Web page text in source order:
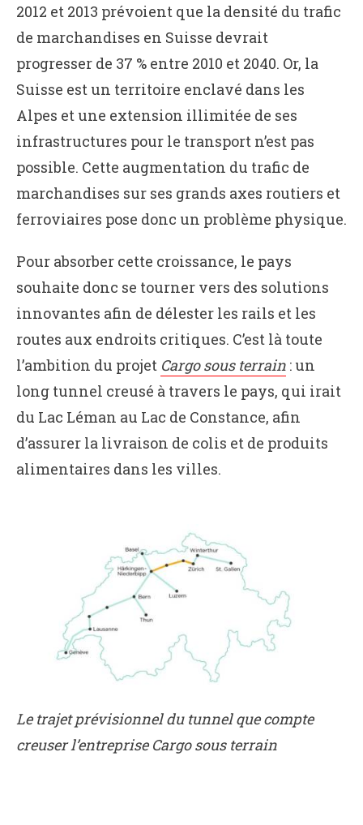
2012 et 2013 prévoient que la densité du trafic
de marchandises en Suisse devrait
progresser de 37 % entre 2010 et 2040. Or, la
Suisse est un territoire enclavé dans les
Alpes et une extension illimitée de ses
infrastructures pour le transport n’est pas
possible. Cette augmentation du trafic de
marchandises sur ses grands axes routiers et
ferroviaires pose donc un problème physique.
Pour absorber cette croissance, le pays
souhaite donc se tourner vers des solutions
innovantes afin de délester les rails et les
routes aux endroits critiques. C’est là toute
l’ambition du projet Cargo sous terrain : un
long tunnel creusé à travers le pays, qui irait
du Lac Léman au Lac de Constance, afin
d’assurer la livraison de colis et de produits
alimentaires dans les villes.
Le trajet prévisionnel du tunnel que compte
creuser l’entreprise Cargo sous terrain